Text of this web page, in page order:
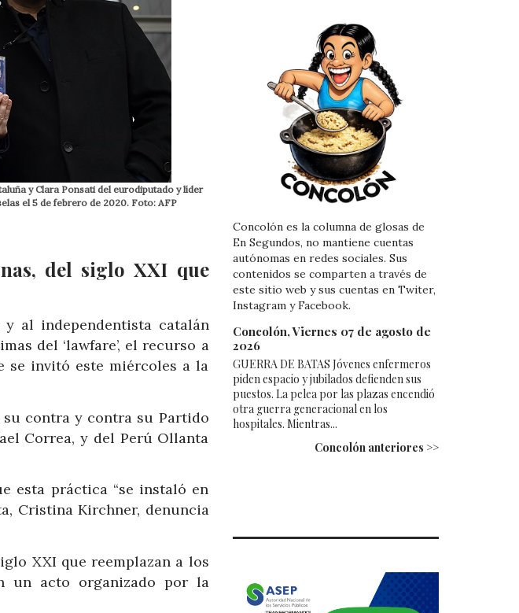
y Clara Ponsati del eurodiputado y líder
el 5 de febrero de 2020. Foto: AFP
del siglo XXI que
al independentista catalán
del ‘lawfare’, el recurso a
se invitó este miércoles a la
su contra y contra su Partido
Correa, y del Perú Ollanta
esta práctica “se instaló en
Cristina Kirchner, denuncia
XXI que reemplazan a los
un acto organizado por la
Concolón es la columna de glosas de
En Segundos, no mantiene cuentas
autónomas en redes sociales. Sus
contenidos se comparten a través de
este sitio web y sus cuentas en Twiter,
Instagram y Facebook.
Concolón, Viernes 07 de agosto de
2026
GUERRA DE BATAS Jóvenes enfermeros
piden espacio y jubilados defienden sus
puestos. La pelea por las plazas encendió
otra guerra generacional en los
hospitales. Mientras...
Concolón anteriores >>